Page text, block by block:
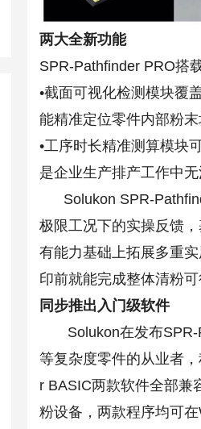
两大全新功能
SPR-Pathfinder PRO搭
•截面可视化检测模块覆
能精准定位零件内部粉
•工序时长精准测算模块
是企业生产排产工作中无
Solukon SPR-
极限工况下的实操反馈
有能力基础上拓展多重
印前就能完成整体清粉
同步推出入门级软件
Solukon在发布SPR-
等复杂度零件的从业者
r BASIC两款软件全部兼
粉设备，两款程序均可在